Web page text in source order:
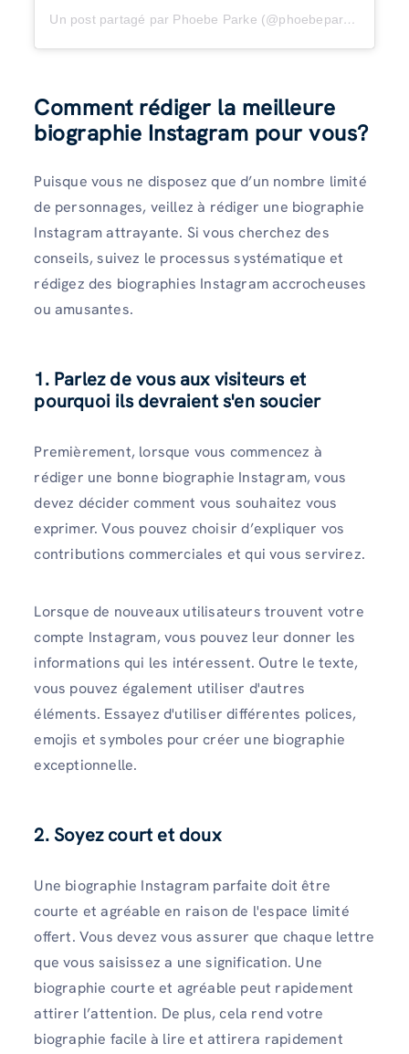
Un post partagé par Phoebe Parke (@phoebeparke)
Comment rédiger la meilleure
biographie Instagram pour vous?
Puisque vous ne disposez que d’un nombre limité
de personnages, veillez à rédiger une biographie
Instagram attrayante. Si vous cherchez des
conseils, suivez le processus systématique et
rédigez des biographies Instagram accrocheuses
ou amusantes.
1. Parlez de vous aux visiteurs et
pourquoi ils devraient s'en soucier
Premièrement, lorsque vous commencez à
rédiger une bonne biographie Instagram, vous
devez décider comment vous souhaitez vous
exprimer. Vous pouvez choisir d’expliquer vos
contributions commerciales et qui vous servirez.
Lorsque de nouveaux utilisateurs trouvent votre
compte Instagram, vous pouvez leur donner les
informations qui les intéressent. Outre le texte,
vous pouvez également utiliser d'autres
éléments. Essayez d'utiliser différentes polices,
emojis et symboles pour créer une biographie
exceptionnelle.
2.Soyez court et doux
Une biographie Instagram parfaite doit être
courte et agréable en raison de l'espace limité
offert. Vous devez vous assurer que chaque lettre
que vous saisissez a une signification. Une
biographie courte et agréable peut rapidement
attirer l’attention. De plus, cela rend votre
biographie facile à lire et attirera rapidement